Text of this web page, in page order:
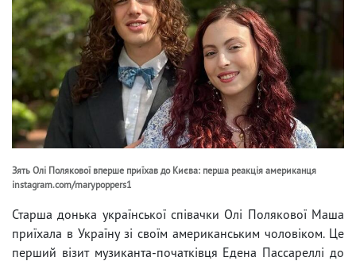
Зять Олі Полякової вперше приїхав до Києва: перша реакція американця
instagram.com/marypoppers1
Старша донька української співачки Олі Полякової Маша
приїхала в Україну зі своїм американським чоловіком. Це
перший візит музиканта-початківця Едена Пассареллі до